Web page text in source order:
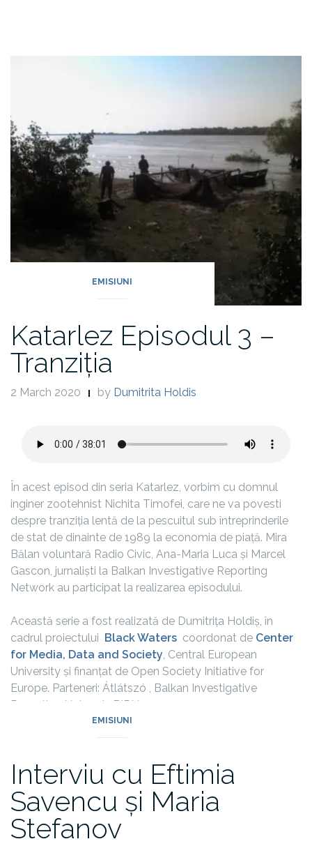
EMISIUNI
Katarlez Episodul 3 –
Tranziția
2 March 2020 by Dumitrita Holdis
În acest episod din seria Katarlez, vorbim cu domnul
inginer zootehnist Nichita Timofei, care ne va povesti
despre tranziția lentă de la pescuitul sub întreprinderile
de stat de dinainte de 1989 la economia de piață. Mira
Bălan voluntară Radio Civic, Ana-Maria Luca și Marcel
Gascon, jurnaliști la Balkan Investigative Reporting
Network au participat la realizarea episodului.
Această serie a fost realizată de Dumitrița Holdiș, în
cadrul proiectului Black Waters coordonat de Center
for Media, Data and Society, Central European
University și finanțat de Open Society Initiative for
Europe. Parteneri: Átlátszó , Balkan Investigative
Reporting Network: BIRN
EMISIUNI
Interviu cu Eftimia
Savencu și Maria
Stefanov